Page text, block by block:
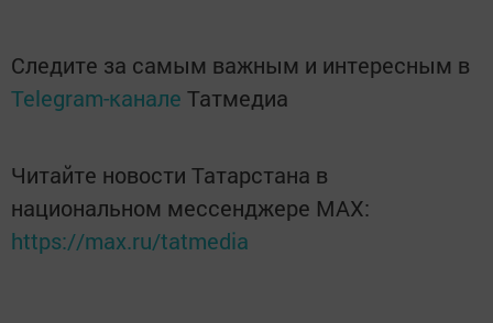
Следите за самым важным и интересным в
Telegram-канале Татмедиа
Читайте новости Татарстана в
национальном мессенджере MАХ:
https://max.ru/tatmedia